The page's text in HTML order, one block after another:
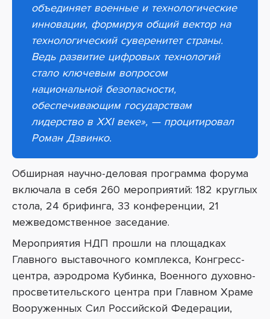
объединяет военные и технологические
инновации, формируя общий вектор на
технологический суверенитет страны.
Ведь развитие цифровых технологий
стало ключевым вопросом
национальной безопасности,
обеспечивающим государствам
лидерство в XXI веке», —процитировал
Роман Дзвинко.
Обширная научно-деловая программа форума
включала в себя 260 мероприятий: 182 круглых
стола, 24 брифинга, 33 конференции, 21
межведомственное заседание.
Мероприятия НДП прошли на площадках
Главного выставочного комплекса, Конгресс-
центра, аэродрома Кубинка, Военного духовно-
просветительского центра при Главном Храме
Вооруженных Сил Российской Федерации,